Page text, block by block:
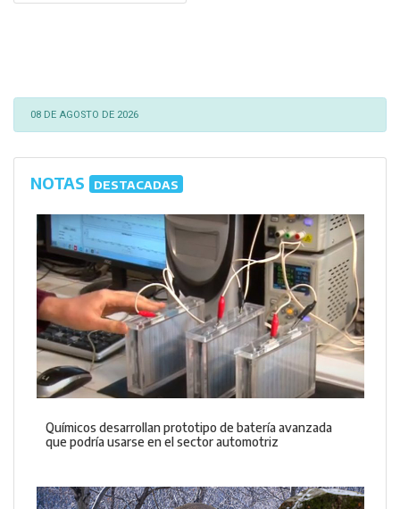
08 DE AGOSTO DE 2026
NOTAS DESTACADAS
Químicos desarrollan prototipo de batería avanzada
que podría usarse en el sector automotriz